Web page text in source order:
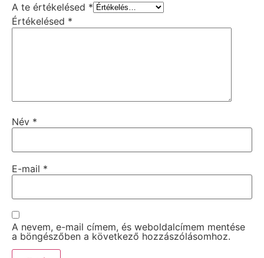
A te értékelésed *
Értékelésed *
Név *
E-mail *
A nevem, e-mail címem, és weboldalcímem mentése
a böngészőben a következő hozzászólásomhoz.